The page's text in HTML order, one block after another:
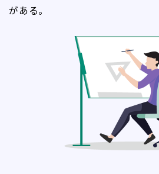
がある。